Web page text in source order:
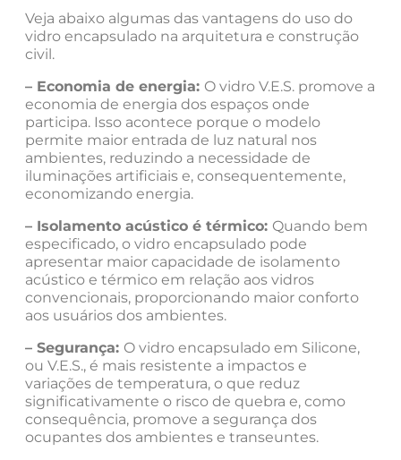
Veja abaixo algumas das vantagens do uso do
vidro encapsulado na arquitetura e construção
civil.
– Economia de energia: O vidro V.E.S. promove a
economia de energia dos espaços onde
participa. Isso acontece porque o modelo
permite maior entrada de luz natural nos
ambientes, reduzindo a necessidade de
iluminações artificiais e, consequentemente,
economizando energia.
– Isolamento acústico é térmico: Quando bem
especificado, o vidro encapsulado pode
apresentar maior capacidade de isolamento
acústico e térmico em relação aos vidros
convencionais, proporcionando maior conforto
aos usuários dos ambientes.
– Segurança: O vidro encapsulado em Silicone,
ou V.E.S., é mais resistente a impactos e
variações de temperatura, o que reduz
significativamente o risco de quebra e, como
consequência, promove a segurança dos
ocupantes dos ambientes e transeuntes.